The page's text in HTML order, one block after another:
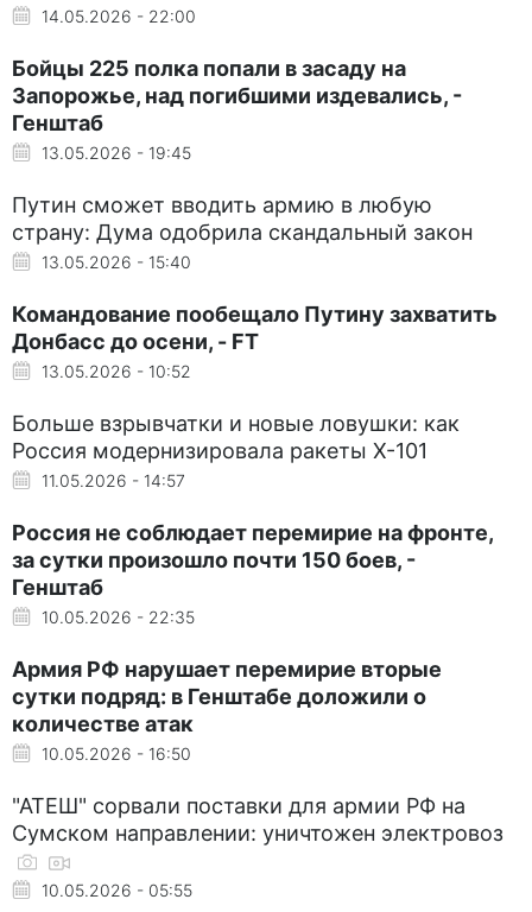
14.05.2026 - 22:00
Бойцы 225 полка попали в засаду на
Запорожье, над погибшими издевались, -
Генштаб
13.05.2026 - 19:45
Путин сможет вводить армию в любую
страну: Дума одобрила скандальный закон
13.05.2026 - 15:40
Командование пообещало Путину захватить
Донбасс до осени, - FT
13.05.2026 - 10:52
Больше взрывчатки и новые ловушки: как
Россия модернизировала ракеты Х-101
11.05.2026 - 14:57
Россия не соблюдает перемирие на фронте,
за сутки произошло почти 150 боев, -
Генштаб
10.05.2026 - 22:35
Армия РФ нарушает перемирие вторые
сутки подряд: в Генштабе доложили о
количестве атак
10.05.2026 - 16:50
"АТЕШ" сорвали поставки для армии РФ на
Сумском направлении: уничтожен электровоз
10.05.2026 - 05:55